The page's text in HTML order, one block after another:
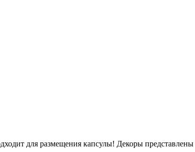
для размещения капсулы! Декоры